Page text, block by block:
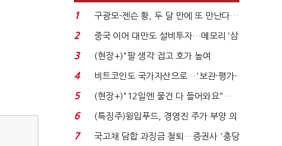
1
구광모-젠슨 황, 두 달 만에 또 만난다…
로봇·AI 등 논...
2
중국 이어 대만도 설비투자…메모리 ‘삼
국전쟁’
3
(현장+)"팔 생각 접고 호가 높여
요"…'덜 똘똘한 한 채' 20...
4
비트코인도 국가자산으로…'보관·평가·
처분' 기준은 ...
5
(현장+)"12일엔 물건 다 들어와요"…
빈 매대 채우며 문 연 ...
6
(특징주)윙입푸드, 경영진 주가 부양 의
지에 상한가...
7
국고채 담합 과징금 철퇴…증권사 '충당